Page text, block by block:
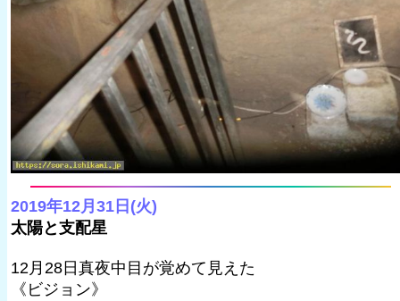
2019年12月31日(火)
太陽と支配星
12月28日真夜中目が覚めて見えた
《ビジョン》